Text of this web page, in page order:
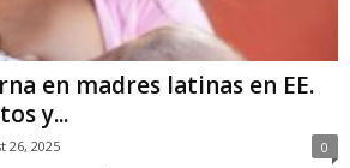
en madres latinas en EE.
y...
26, 2025 0